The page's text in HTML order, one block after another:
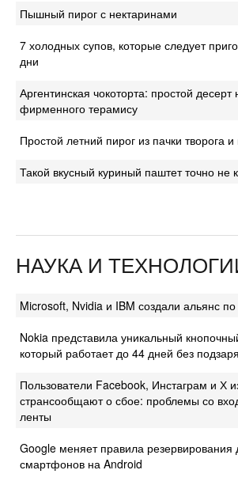
Пышный пирог с нектаринами
7 холодных супов, которые следует
дни
Аргентинская чокоторта: простой десерт
фирменного терамису
Простой летний пирог из пачки творога и
Такой вкусный куриный паштет точно не
НАУКА И
Microsoft, Nvidia и IBM создали альянс
Nokia представила уникальный
который работает до 44 дней без
Пользователи Facebook, Инстаграм и Х
странсообщают о сбое: проблемы со
ленты
Google меняет правила резервирования
смартфонов на Android